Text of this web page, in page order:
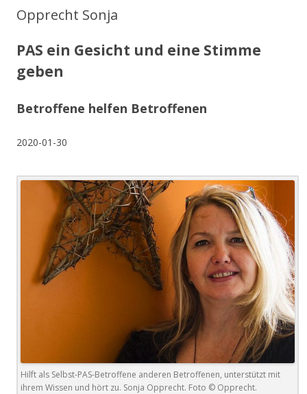
Opprecht Sonja
PAS ein Gesicht und eine Stimme
geben
Betroffene helfen Betroffenen
2020-01-30
Hilft als Selbst-PAS-Betroffene anderen Betroffenen, unterstützt mit
ihrem Wissen und hört zu. Sonja Opprecht. Foto © Opprecht.